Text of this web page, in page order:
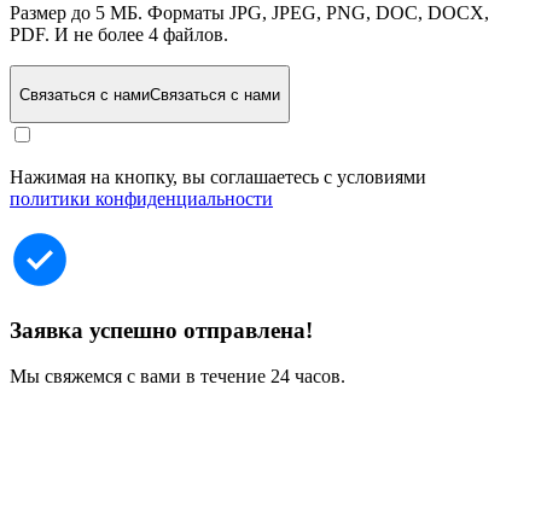
Размер до 5 МБ. Форматы JPG, JPEG, PNG, DOC, DOCX,
PDF. И не более 4 файлов.
Связаться с намиСвязаться с нами
Нажимая на кнопку, вы соглашаетесь с условиями
политики конфиденциальности
Заявка успешно отправлена!
Мы свяжемся с вами в течение 24 часов.